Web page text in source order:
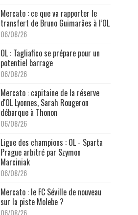
Mercato : ce que va rapporter le
transfert de Bruno Guimarães à l’OL
06/08/26
OL : Tagliafico se prépare pour un
potentiel barrage
06/08/26
Mercato : capitaine de la réserve
d'OL Lyonnes, Sarah Rougeron
débarque à Thonon
06/08/26
Ligue des champions : OL - Sparta
Prague arbitré par Szymon
Marciniak
06/08/26
Mercato : le FC Séville de nouveau
sur la piste Molebe ?
06/08/26